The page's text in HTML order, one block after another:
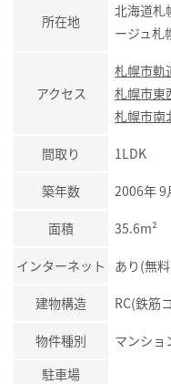
所在地
北海道札
ージュ札
アクセス
札幌市軌
札幌市東
札幌市南
間取り 1LDK
築年数 2006年
面積 35.6m²
インターネット あり(無
建物構造 RC(鉄筋
物件種別
マンショ
駐車場